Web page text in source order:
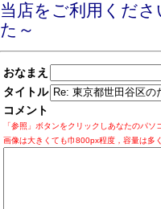
当店をご利用くだ
た～
おなまえ
タイトル
コメント
「参照」ボタンをクリックしあなたのパ
画像は大きくても巾800px程度，容量は多